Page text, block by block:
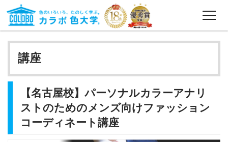
カラボ色大学®とは
講座一覧
名古屋校
大阪校
講座
【名古屋校】パーソナルカラーアナリ
ストのためのメンズ向けファッション
コーディネート講座